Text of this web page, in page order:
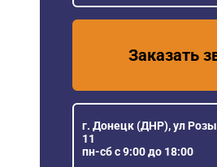
Заказать
г. Донецк (ДНР), ул
11
пн-сб с 9:00 до 18:00